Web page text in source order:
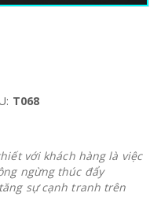
T068
với khách hàng là việc
ngừng thúc đẩy
sự cạnh tranh trên